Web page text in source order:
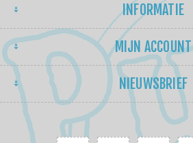
INFORMATIE
MIJN ACCOUNT
NIEUWSBRIEF